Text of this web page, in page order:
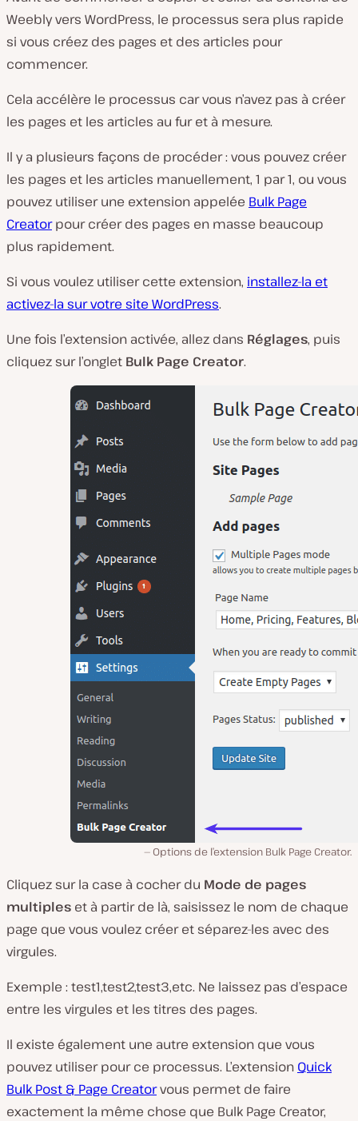
Weebly vers WordPress, le processus sera plus rapide
si vous créez des pages et des articles pour
commencer.
Cela accélère le processus car vous n’avez pas à créer
les pages et les articles au fur et à mesure.
Il y a plusieurs façons de procéder : vous pouvez créer
les pages et les articles manuellement, 1 par 1, ou vous
pouvez utiliser une extension appelée Bulk Page
Creatorpour créer des pages en masse beaucoup
plus rapidement.
Si vous voulez utiliser cette extension, installez-la et
activez-la sur votre site WordPress.
Une fois l’extension activée, allez dans Réglages, puis
cliquez sur l’onglet Bulk Page Creator.
Options de l’extension Bulk Page Creator.
Cliquez sur la case à cocher du Mode de pages
multiples et à partir de là, saisissez le nom de chaque
page que vous voulez créer et séparez-les avec des
virgules.
Exemple : test1,test2,test3,etc. Ne laissez pas d’espace
entre les virgules et les titres des pages.
Il existe également une autre extension que vous
pouvez utiliser pour ce processus. L’extension Quick
Bulk Post & Page Creatorvous permet de faire
exactement la même chose que Bulk Page Creator,